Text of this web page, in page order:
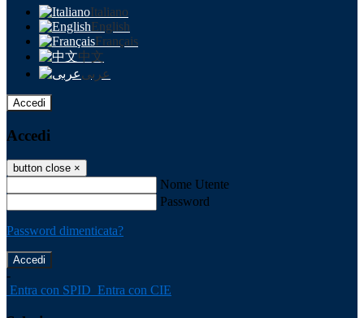
Italiano
English
Français
中文
عربى
Accedi
Accedi
button close ×
Nome Utente
Password
Password dimenticata?
-
Entra con SPID Entra con CIE